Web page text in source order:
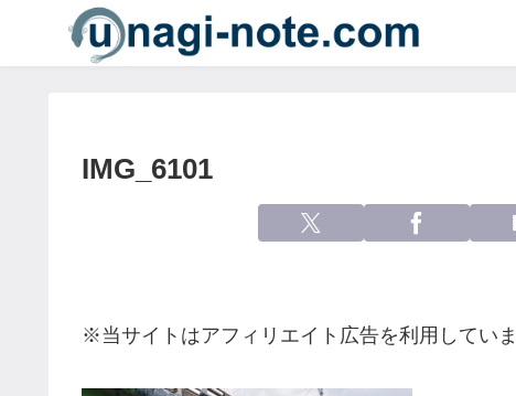
IMG_6101
※当サイトはアフィリエイト広告を利用していま